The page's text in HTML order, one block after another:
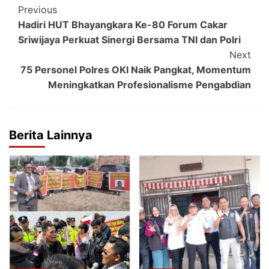
Post
Navigation
Previous
Hadiri HUT Bhayangkara Ke-80 Forum Cakar
Sriwijaya Perkuat Sinergi Bersama TNI dan Polri
Next
75 Personel Polres OKI Naik Pangkat, Momentum
Meningkatkan Profesionalisme Pengabdian
Berita Lainnya